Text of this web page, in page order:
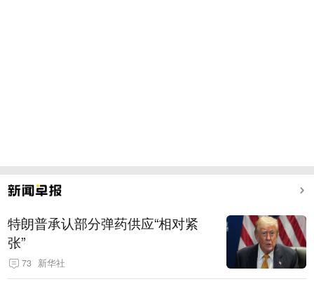
特朗普承认部分弹药供应“相对紧
张”
73 新华社